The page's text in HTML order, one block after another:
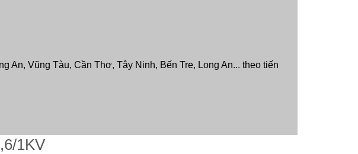
Vũng Tàu, Cần Thơ, Tây Ninh, Bến Tre, Long An... theo tiến
1KV